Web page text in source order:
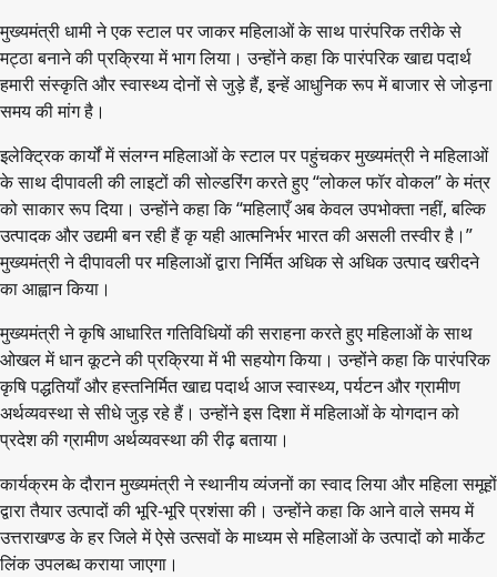
मुख्यमंत्री धामी ने एक स्टाल पर जाकर महिलाओं के साथ पारंपरिक तरीके से
मट्ठा बनाने की प्रक्रिया में भाग लिया। उन्होंने कहा कि पारंपरिक खाद्य पदार्थ
हमारी संस्कृति और स्वास्थ्य दोनों से जुड़े हैं, इन्हें आधुनिक रूप में बाजार से जोड़ना
समय की मांग है।
इलेक्ट्रिक कार्यों में संलग्न महिलाओं के स्टाल पर पहुंचकर मुख्यमंत्री ने महिलाओं
के साथ दीपावली की लाइटों की सोल्डरिंग करते हुए “लोकल फॉर वोकल” के मंत्र
को साकार रूप दिया। उन्होंने कहा कि “महिलाएँ अब केवल उपभोक्ता नहीं, बल्कि
उत्पादक और उद्यमी बन रही हैं कृ यही आत्मनिर्भर भारत की असली तस्वीर है।”
मुख्यमंत्री ने दीपावली पर महिलाओं द्वारा निर्मित अधिक से अधिक उत्पाद खरीदने
का आह्वान किया।
मुख्यमंत्री ने कृषि आधारित गतिविधियों की सराहना करते हुए महिलाओं के साथ
ओखल में धान कूटने की प्रक्रिया में भी सहयोग किया। उन्होंने कहा कि पारंपरिक
कृषि पद्धतियाँ और हस्तनिर्मित खाद्य पदार्थ आज स्वास्थ्य, पर्यटन और ग्रामीण
अर्थव्यवस्था से सीधे जुड़ रहे हैं। उन्होंने इस दिशा में महिलाओं के योगदान को
प्रदेश की ग्रामीण अर्थव्यवस्था की रीढ़ बताया।
कार्यक्रम के दौरान मुख्यमंत्री ने स्थानीय व्यंजनों का स्वाद लिया और महिला समूहों
द्वारा तैयार उत्पादों की भूरि-भूरि प्रशंसा की। उन्होंने कहा कि आने वाले समय में
उत्तराखण्ड के हर जिले में ऐसे उत्सवों के माध्यम से महिलाओं के उत्पादों को मार्केट
लिंक उपलब्ध कराया जाएगा।